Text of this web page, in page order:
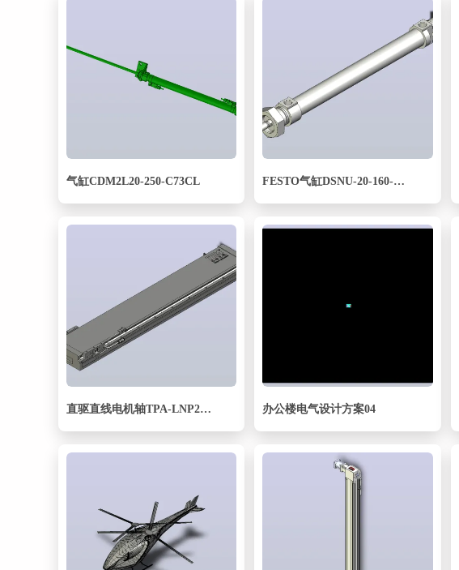
气缸CDM2L20-250-C73CL FESTO气缸DSNU-20-160-PPV-A---_0_
直驱直线电机轴TPA-LNP2-200-55C2-1-L960-3-C-05-N3 办公楼电气设计方案04